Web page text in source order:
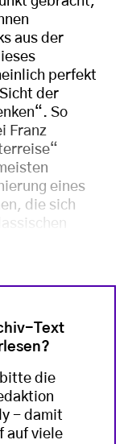
aus der
perfekt
der
So
Franz
eines
die sich
Text
die
- damit
auf viele